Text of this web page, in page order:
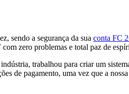
sendo a segurança da sua conta FC
zero problemas e total paz de
trabalhou para criar um
de pagamento, uma vez que a